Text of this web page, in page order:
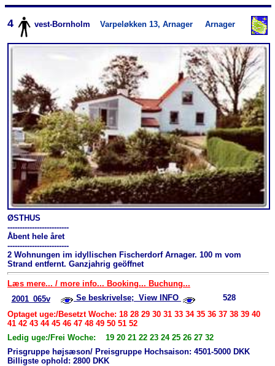
4 vest-Bornholm Varpeløkken 13, Arnager Arnager
ØSTHUS
-------------------------
Åbent hele året
-------------------------
2 Wohnungen im idyllischen Fischerdorf Arnager. 100 m vom
Strand entfernt. Ganzjahrig geöffnet
Læs mere... / more info... Booking... Buchung...
2001_065v
Se beskrivelse; View INFO
528
Optaget uge:/Besetzt Woche: 18 28 29 30 31 33 34 35 36 37 38 39 40
41 42 43 44 45 46 47 48 49 50 51 52
Ledig uge:/Frei Woche: 19 20 21 22 23 24 25 26 27 32
Prisgruppe højsæson/ Preisgruppe Hochsaison: 4501-5000 DKK
Billigste ophold: 2800 DKK